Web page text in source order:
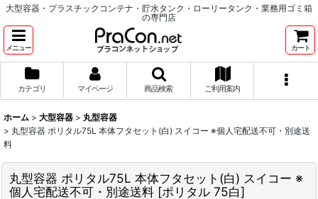
大型容器・プラスチックコンテナ・貯水タンク・ローリータンク・業務用ゴミ箱
の専門店
メニュー カート
カテゴリ マイページ 商品検索 ご利用案内
ホーム > 大型容器 > 丸型容器
> 丸型容器 ポリタル75L 本体フタセット(白) スイコー ※個人宅配送不可・別途送
料
丸型容器 ポリタル75L 本体フタセット(白) スイコー ※
個人宅配送不可・別途送料 [ポリタル 75白]